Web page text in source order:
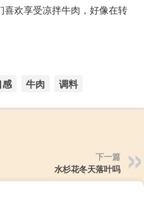
欢享受凉拌牛肉，好像在转
感 牛肉 调料
下一篇
水杉花冬天落叶吗